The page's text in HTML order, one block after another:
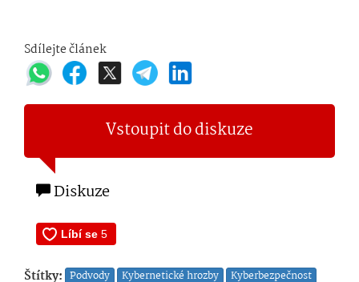
Sdílejte článek
Vstoupit do diskuze
Diskuze
Štítky: Podvody Kybernetické hrozby Kyberbezpečnost